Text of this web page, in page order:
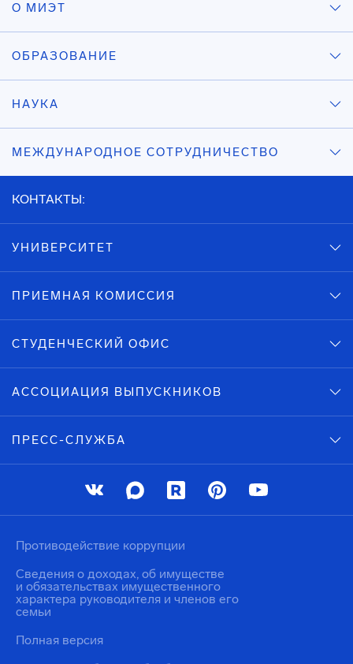
О МИЭТ
ОБРАЗОВАНИЕ
НАУКА
МЕЖДУНАРОДНОЕ СОТРУДНИЧЕСТВО
КОНТАКТЫ:
УНИВЕРСИТЕТ
ПРИЕМНАЯ КОМИССИЯ
СТУДЕНЧЕСКИЙ ОФИС
АССОЦИАЦИЯ ВЫПУСКНИКОВ
ПРЕСС-СЛУЖБА
Противодействие коррупции
Сведения о доходах, об имуществе
и обязательствах имущественного
характера руководителя и членов его
семьи
Полная версия